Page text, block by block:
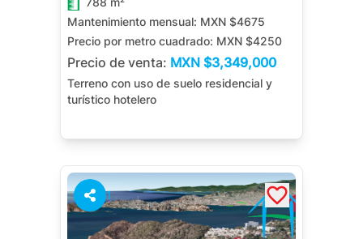
Mantenimiento mensual: MXN $4675
Precio por metro cuadrado: MXN $4250
Precio de venta: MXN $3,349,000
Terreno con uso de suelo residencial y
turístico hotelero
1